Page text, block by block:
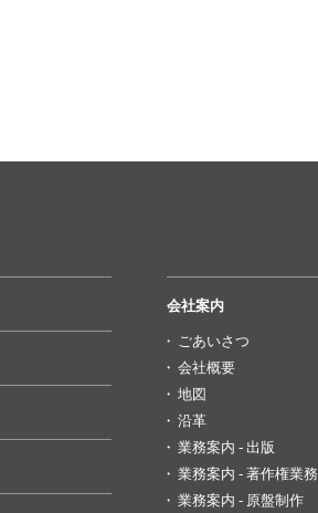
会社案内
ごあいさつ
会社概要
地図
沿革
業務案内 - 出版
業務案内 - 著作権業務
業務案内 - 原盤制作